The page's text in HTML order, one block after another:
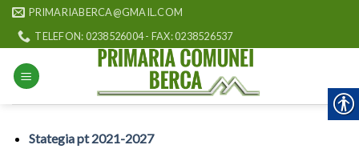
Skip
content
PRIMARIABERCA@GMAIL.COM
TELEFON: 0238526004 - FAX: 0238526537
Stategia pt 2021-2027